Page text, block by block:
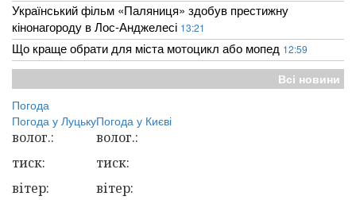
Український фільм «Паляниця» здобув престижну
кінонагороду в Лос-Анджелесі 13:21
Що краще обрати для міста мотоцикл або мопед 12:59
Всі новини
Погода
Погода у ЛуцькуПогода у Києві
волог.:
тиск:
вітер:
волог.:
тиск:
вітер: